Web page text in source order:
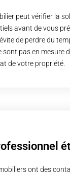
peut vérifier la
avant de vous
de perdre du
sont pas en mesure
de votre propriété.
ont des